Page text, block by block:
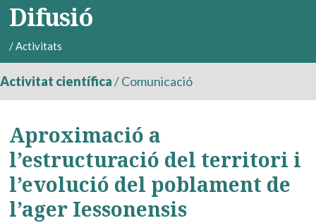
Difusió
/Activitats
Activitat científica/Comunicació
Aproximació a
l’estructuració del territori i
l’evolució del poblament de
l’ager Iessonensis